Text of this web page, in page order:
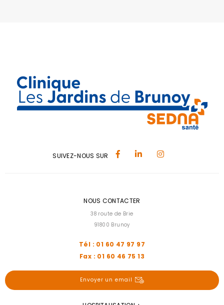
SUIVEZ-NOUS SUR
NOUS CONTACTER
38 route de Brie
91800 Brunoy
Tél : 01 60 47 97 97
Fax : 01 60 46 75 13
Envoyer un email